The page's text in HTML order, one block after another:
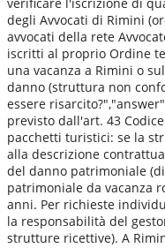
degli Avvocati di Rimini
avvocati della rete
iscritti al proprio Ordine
una vacanza a Rimini o
danno (struttura non
essere
previsto dall'art. 43
pacchetti turistici: se la
alla descrizione
del danno patrimoniale
patrimoniale da vacanza
anni. Per richieste
la responsabilità del
strutture ricettive). A